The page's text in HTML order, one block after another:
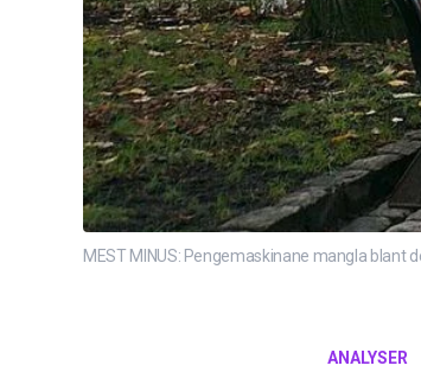
MEST MINUS: Pengemaskinane mangla blant
ANALYSER